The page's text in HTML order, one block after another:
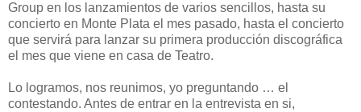
Group en los lanzamientos de varios sencillos, hasta su
concierto en Monte Plata el mes pasado, hasta el concierto
que servirá para lanzar su primera producción discográfica
el mes que viene en casa de Teatro.
Lo logramos, nos reunimos, yo preguntando … el
contestando. Antes de entrar en la entrevista en si,